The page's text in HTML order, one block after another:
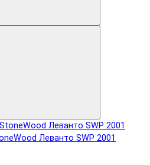
Леванто SWP 2001